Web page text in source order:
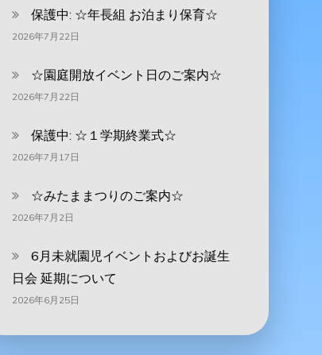
保護中: ‪☆年長組 お泊まり保育☆
2026年7月22日
☆園庭開放イベント日のご案内☆
2026年7月22日
保護中: ☆１学期終業式☆
2026年7月17日
☆みたままつりのご案内☆
2026年7月2日
6月未就園児イベントおよびお誕生
日会 延期について
2026年6月25日